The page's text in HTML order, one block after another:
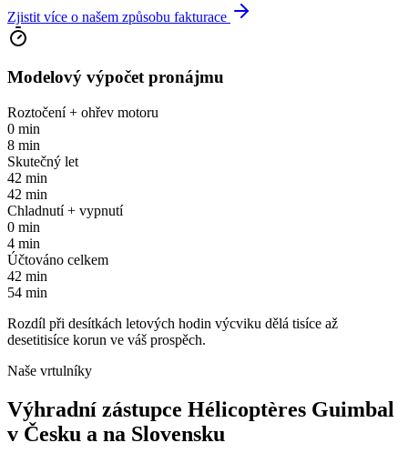
Zjistit více o našem způsobu fakturace
Modelový výpočet pronájmu
Roztočení + ohřev motoru
0 min
8 min
Skutečný let
42 min
42 min
Chladnutí + vypnutí
0 min
4 min
Účtováno celkem
42 min
54 min
Rozdíl při desítkách letových hodin výcviku dělá tisíce až
desetitisíce korun ve váš prospěch.
Naše vrtulníky
Výhradní zástupce Hélicoptères Guimbal
v Česku a na Slovensku